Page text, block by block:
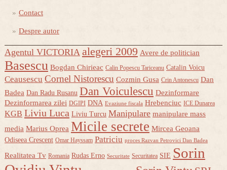
Contact
Despre autor
Agentul VICTORIA alegeri 2009 Avere de politician
Basescu Bogdan Chirieac Calin Popescu Tariceanu Catalin Voicu
Ceausescu Cornel Nistorescu Cozmin Gusa Crin Antonescu Dan
Badea Dan Radu Rusanu Dan Voiculescu Dezinformare
Dezinformarea zilei DGIPI DNA Evaziune fiscala Hrebenciuc ICE Dunarea
KGB Liviu Luca Liviu Turcu Manipulare manipulare mass
media Marius Oprea Micile secrete Mircea Geoana
Odiseea Crescent Omar Hayssam Patriciu proces Razvan Petrovici Dan Badea
Realitatea Tv Romania Rudas Erno Securitate Securitatea SIE Sorin